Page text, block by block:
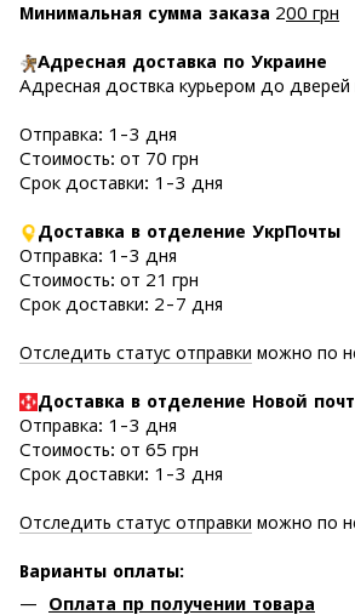
Минимальная сумма заказа 200 грн
Адресная доставка по Украине
Адресная доствка курьером до дверей
Отправка: 1-3 дня
Стоимость: от 70 грн
Срок доставки: 1-3 дня
Доставка в отделение УкрПочты
Отправка: 1-3 дня
Стоимость: от 21 грн
Срок доставки: 2-7 дня
Отследить статус отправки можно по
Доставка в отделение Новой
Отправка: 1-3 дня
Стоимость: от 65 грн
Срок доставки: 1-3 дня
Отследить статус отправки можно по
Варианты оплаты:
Оплата пр получении товара